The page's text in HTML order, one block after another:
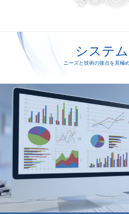
システ
ニーズと技術の接点を見極